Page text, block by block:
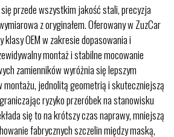
przede wszystkim jakość stali, precyzja
z oryginałem. Oferowany w ZuzCar
OEM w zakresie dopasowania i
montaż i stabilne mocowanie
zamienników wyróżnia się lepszym
jednolitą geometrią i skuteczniejszą
ryzyko przeróbek na stanowisku
się to na krótszy czas naprawy, mniejszą
fabrycznych szczelin między maską,